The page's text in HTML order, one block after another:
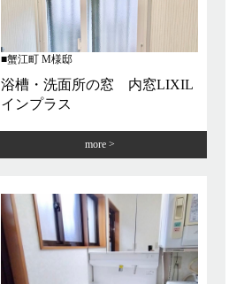
蟹江町 M様邸
浴槽・洗面所の窓 内窓LIXIL
インプラス
more